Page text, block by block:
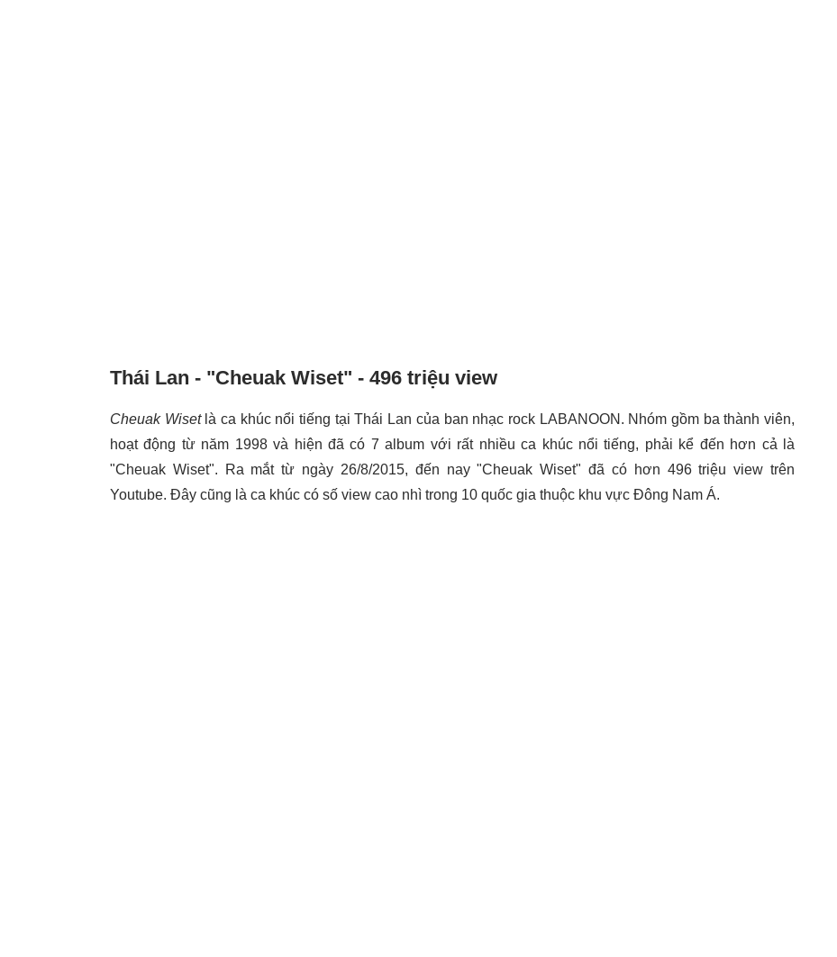
Thái Lan - "Cheuak Wiset" - 496 triệu view
Cheuak Wisetlà ca khúc nổi tiếng tại Thái Lan của ban nhạc rock LABANOON. Nhóm gồm ba thành viên,
hoạt động từ năm 1998 và hiện đã có 7 album với rất nhiều ca khúc nổi tiếng, phải kể đến hơn cả là
"Cheuak Wiset". Ra mắt từ ngày 26/8/2015, đến nay "Cheuak Wiset" đã có hơn 496 triệu view trên
Youtube. Đây cũng là ca khúc có số view cao nhì trong 10 quốc gia thuộc khu vực Đông Nam Á.